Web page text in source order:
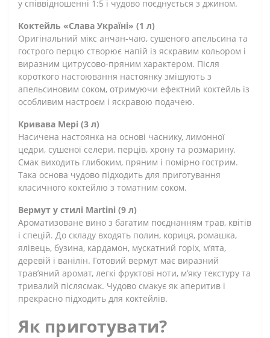
у співвідношенні 1:5 і чудово поєднується з джином.
Коктейль «Слава Україні» (1 л)
Оригінальний мікс анчан-чаю, сушеного апельсина та
гострого перцю створює напій із яскравим кольором і
виразним цитрусово-пряним характером. Після
короткого настоювання настоянку змішують з
апельсиновим соком, отримуючи ефектний коктейль із
особливим настроєм і яскравою подачею.
Кривава Мері (3 л)
Насичена настоянка на основі часнику, лимонної
цедри, сушеної селери, перців, хрону та розмарину.
Смак виходить глибоким, пряним і помірно гострим.
Така основа чудово підходить для приготування
класичного коктейлю з томатним соком.
Вермут у стилі Martini (9 л)
Ароматизоване вино з багатим поєднанням трав, квітів
і спецій. До складу входять полин, кориця, ромашка,
ялівець, бузина, кардамон, мускатний горіх, м’ята,
деревій і ванілін. Готовий вермут має виразний
трав’яний аромат, легкі фруктові ноти, м’яку текстуру та
тривалий післясмак. Чудово смакує як аперитив і
прекрасно підходить для коктейлів.
Як приготувати?